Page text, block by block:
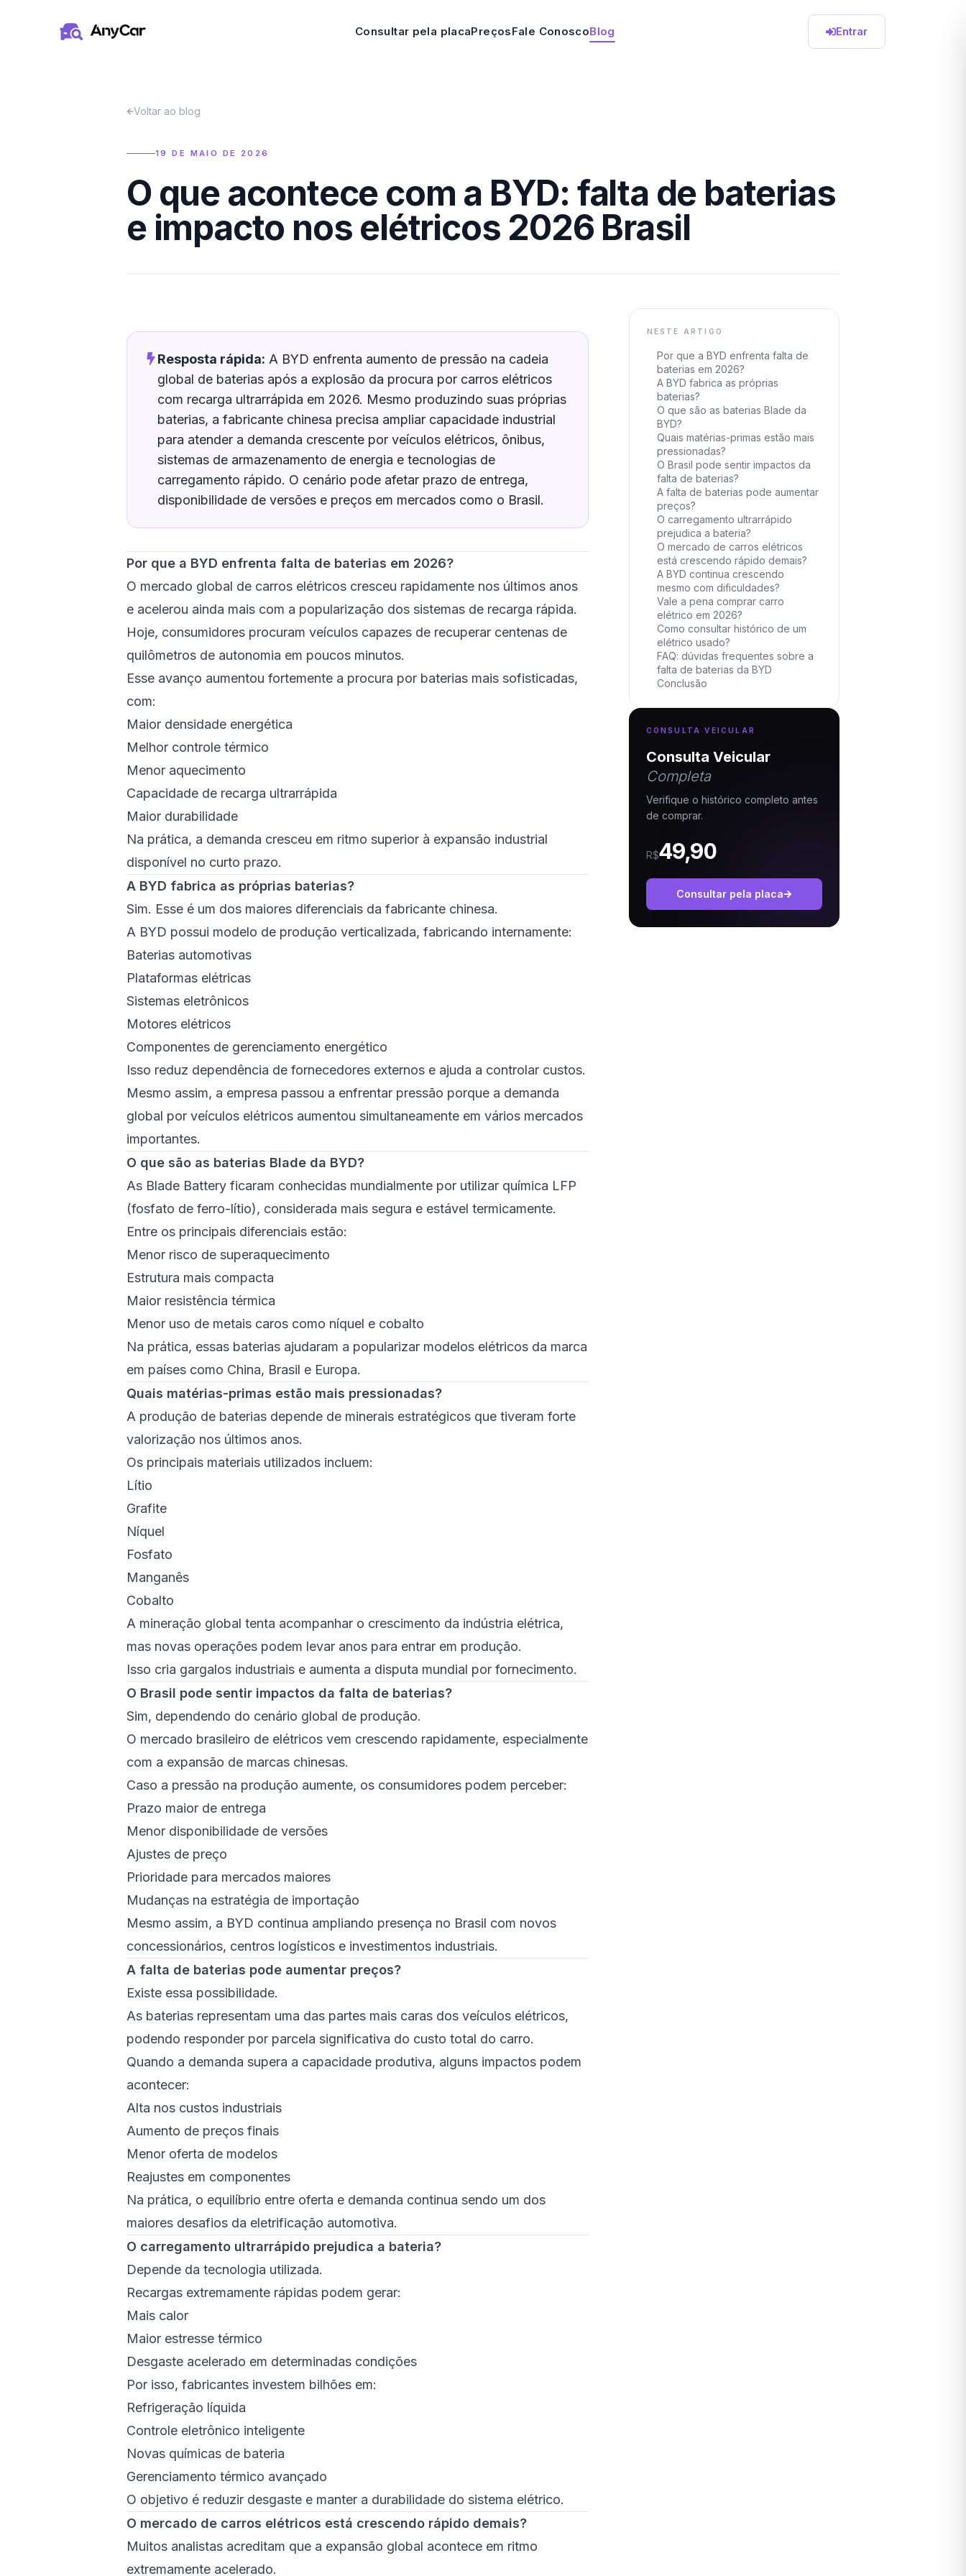
Consultar pela placaPreçosFale ConoscoBlog Entrar
Voltar ao blog
19 DE MAIO DE 2026
O que acontece com a BYD: falta de baterias
e impacto nos elétricos 2026 Brasil
Resposta rápida: A BYD enfrenta aumento de pressão na cadeia
global de baterias após a explosão da procura por carros elétricos
com recarga ultrarrápida em 2026. Mesmo produzindo suas próprias
baterias, a fabricante chinesa precisa ampliar capacidade industrial
para atender a demanda crescente por veículos elétricos, ônibus,
sistemas de armazenamento de energia e tecnologias de
carregamento rápido. O cenário pode afetar prazo de entrega,
disponibilidade de versões e preços em mercados como o Brasil.
Por que a BYD enfrenta falta de baterias em 2026?
O mercado global de carros elétricos cresceu rapidamente nos últimos anos
e acelerou ainda mais com a popularização dos sistemas de recarga rápida.
Hoje, consumidores procuram veículos capazes de recuperar centenas de
quilômetros de autonomia em poucos minutos.
Esse avanço aumentou fortemente a procura por baterias mais sofisticadas,
com:
Maior densidade energética
Melhor controle térmico
Menor aquecimento
Capacidade de recarga ultrarrápida
Maior durabilidade
Na prática, a demanda cresceu em ritmo superior à expansão industrial
disponível no curto prazo.
A BYD fabrica as próprias baterias?
Sim. Esse é um dos maiores diferenciais da fabricante chinesa.
A BYD possui modelo de produção verticalizada, fabricando internamente:
Baterias automotivas
Plataformas elétricas
Sistemas eletrônicos
Motores elétricos
Componentes de gerenciamento energético
Isso reduz dependência de fornecedores externos e ajuda a controlar custos.
Mesmo assim, a empresa passou a enfrentar pressão porque a demanda
global por veículos elétricos aumentou simultaneamente em vários mercados
importantes.
O que são as baterias Blade da BYD?
As Blade Battery ficaram conhecidas mundialmente por utilizar química LFP
(fosfato de ferro-lítio), considerada mais segura e estável termicamente.
Entre os principais diferenciais estão:
Menor risco de superaquecimento
Estrutura mais compacta
Maior resistência térmica
Menor uso de metais caros como níquel e cobalto
Na prática, essas baterias ajudaram a popularizar modelos elétricos da marca
em países como China, Brasil e Europa.
Quais matérias-primas estão mais pressionadas?
A produção de baterias depende de minerais estratégicos que tiveram forte
valorização nos últimos anos.
Os principais materiais utilizados incluem:
Lítio
Grafite
Níquel
Fosfato
Manganês
Cobalto
A mineração global tenta acompanhar o crescimento da indústria elétrica,
mas novas operações podem levar anos para entrar em produção.
Isso cria gargalos industriais e aumenta a disputa mundial por fornecimento.
O Brasil pode sentir impactos da falta de baterias?
Sim, dependendo do cenário global de produção.
O mercado brasileiro de elétricos vem crescendo rapidamente, especialmente
com a expansão de marcas chinesas.
Caso a pressão na produção aumente, os consumidores podem perceber:
Prazo maior de entrega
Menor disponibilidade de versões
Ajustes de preço
Prioridade para mercados maiores
Mudanças na estratégia de importação
Mesmo assim, a BYD continua ampliando presença no Brasil com novos
concessionários, centros logísticos e investimentos industriais.
A falta de baterias pode aumentar preços?
Existe essa possibilidade.
As baterias representam uma das partes mais caras dos veículos elétricos,
podendo responder por parcela significativa do custo total do carro.
Quando a demanda supera a capacidade produtiva, alguns impactos podem
acontecer:
Alta nos custos industriais
Aumento de preços finais
Menor oferta de modelos
Reajustes em componentes
Na prática, o equilíbrio entre oferta e demanda continua sendo um dos
maiores desafios da eletrificação automotiva.
O carregamento ultrarrápido prejudica a bateria?
Depende da tecnologia utilizada.
Recargas extremamente rápidas podem gerar:
Mais calor
Maior estresse térmico
Desgaste acelerado em determinadas condições
Por isso, fabricantes investem bilhões em:
Refrigeração líquida
Controle eletrônico inteligente
Novas químicas de bateria
Gerenciamento térmico avançado
O objetivo é reduzir desgaste e manter a durabilidade do sistema elétrico.
O mercado de carros elétricos está crescendo rápido demais?
Muitos analistas acreditam que a expansão global acontece em ritmo
extremamente acelerado.
NESTE ARTIGO
Por que a BYD enfrenta falta de
baterias em 2026?
A BYD fabrica as próprias
baterias?
O que são as baterias Blade da
BYD?
Quais matérias-primas estão mais
pressionadas?
O Brasil pode sentir impactos da
falta de baterias?
A falta de baterias pode aumentar
preços?
O carregamento ultrarrápido
prejudica a bateria?
O mercado de carros elétricos
está crescendo rápido demais?
A BYD continua crescendo
mesmo com dificuldades?
Vale a pena comprar carro
elétrico em 2026?
Como consultar histórico de um
elétrico usado?
FAQ: dúvidas frequentes sobre a
falta de baterias da BYD
Conclusão
CONSULTA VEICULAR
Consulta Veicular
Completa
Verifique o histórico completo antes
de comprar.
R$49,90
Consultar pela placa